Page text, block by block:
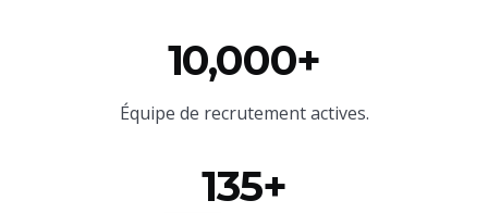
10,000+
Équipe de recrutement actives.
135+